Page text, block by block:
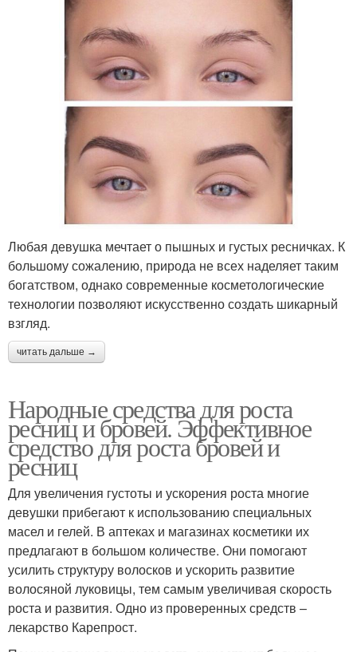
Любая девушка мечтает о пышных и густых ресничках. К
большому сожалению, природа не всех наделяет таким
богатством, однако современные косметологические
технологии позволяют искусственно создать шикарный
взгляд.
читать дальше →
Народные средства для роста
ресниц и бровей. Эффективное
средство для роста бровей и
ресниц
Для увеличения густоты и ускорения роста многие
девушки прибегают к использованию специальных
масел и гелей. В аптеках и магазинах косметики их
предлагают в большом количестве. Они помогают
усилить структуру волосков и ускорить развитие
волосяной луковицы, тем самым увеличивая скорость
роста и развития. Одно из проверенных средств –
лекарство Карепрост.